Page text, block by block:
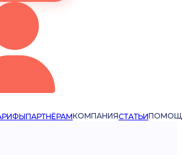
ПАРТНЁРАМКОМПАНИЯСТАТЬИ